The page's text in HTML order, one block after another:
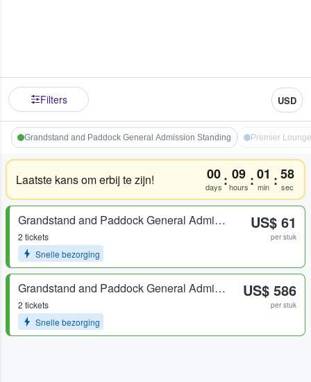
Filters USD
Grandstand and Paddock General Admission Standing Premier Lounge
Laatste kans om erbij te zijn! 00
days : 09
hours :01
min :58
sec
Grandstand and Paddock General Admission Standing
2 tickets
Snelle bezorging
US$ 61
per stuk
Grandstand and Paddock General Admission Standing
2 tickets
Snelle bezorging
US$ 586
per stuk